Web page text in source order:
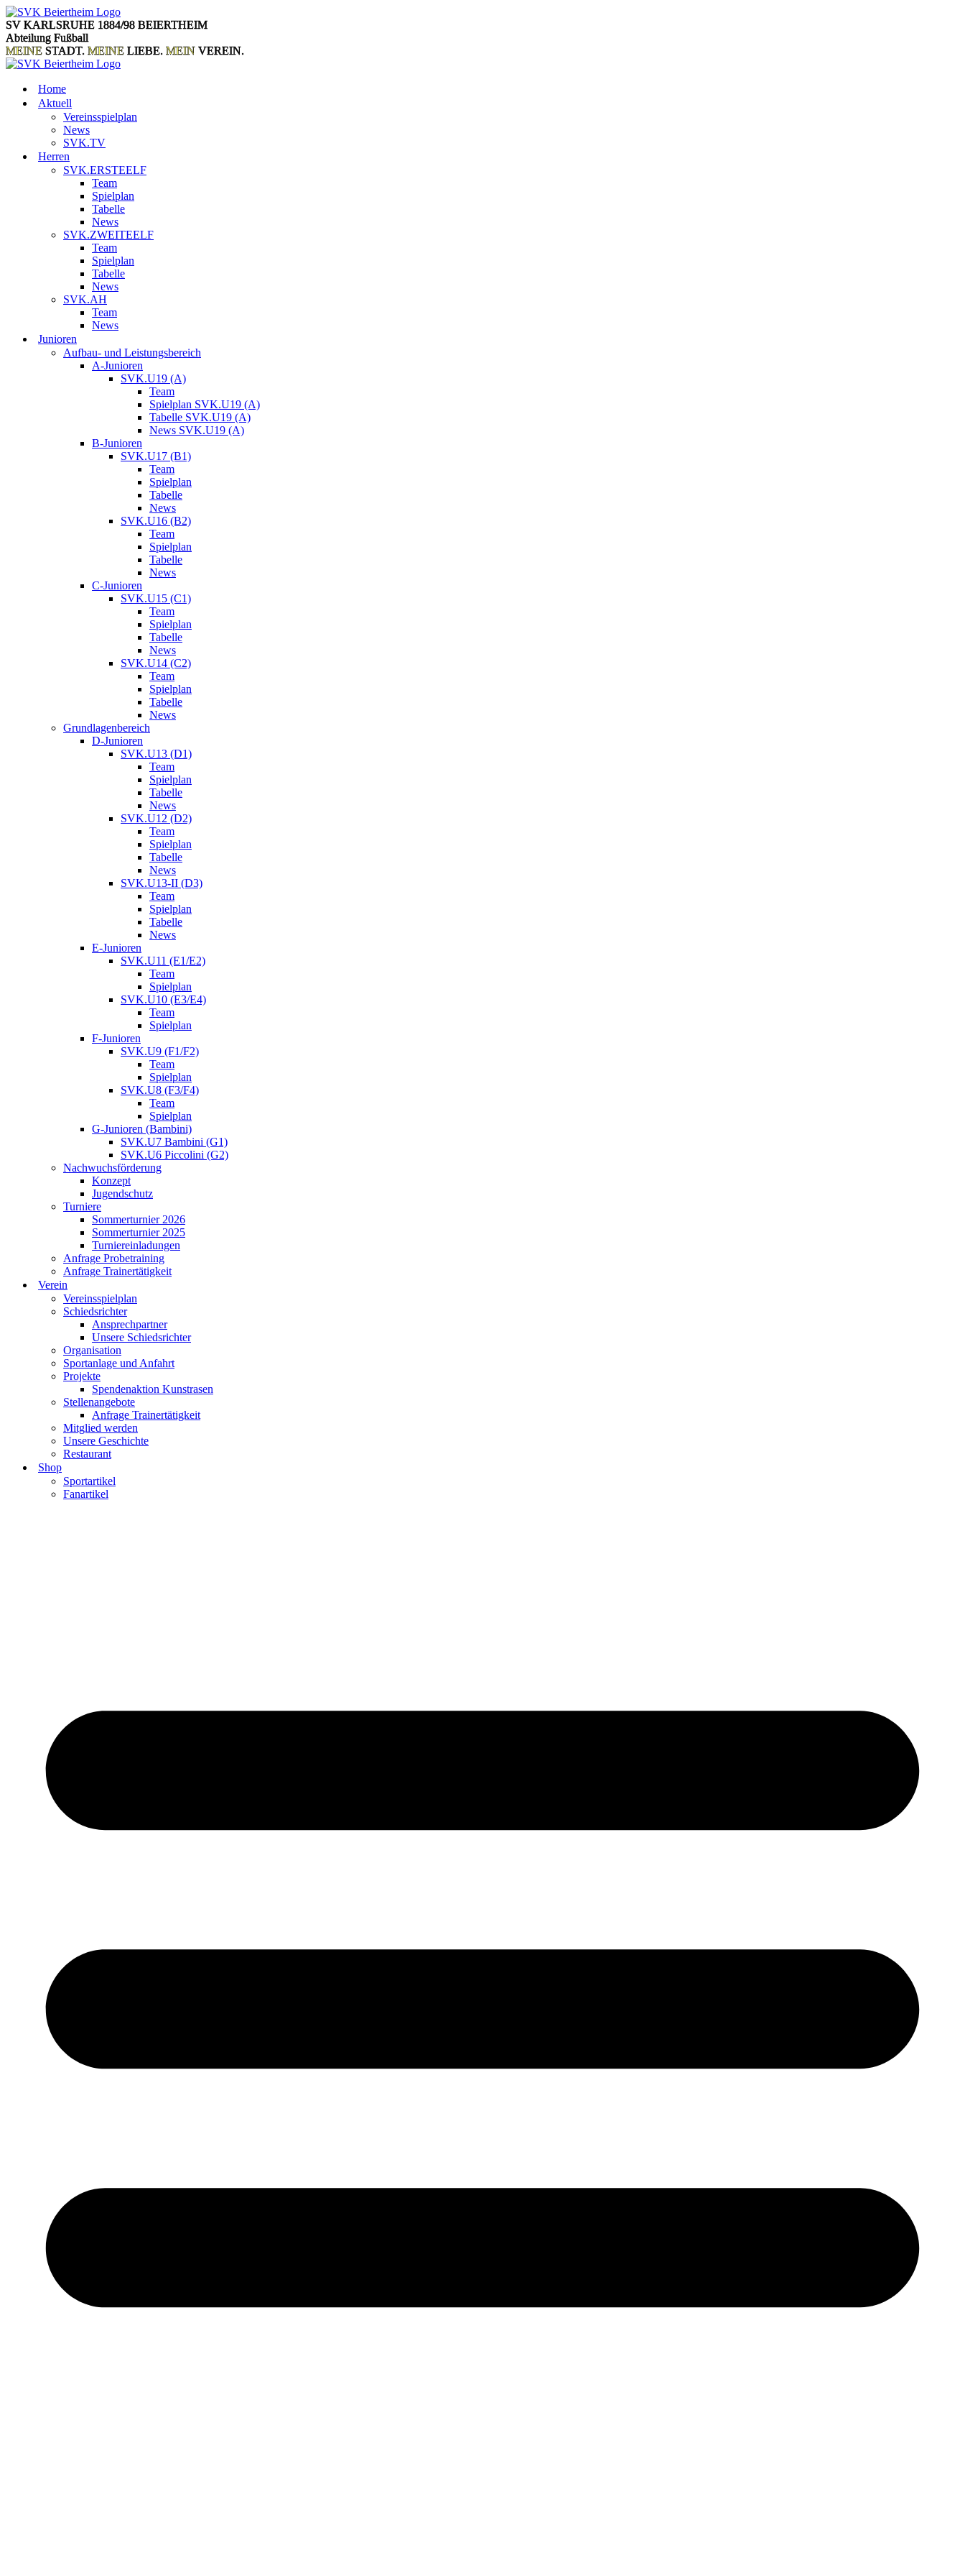
Zum
Inhalt
springen
SV KARLSRUHE 1884/98 BEIERTHEIM
Abteilung Fußball
MEINE STADT. MEINE LIEBE. MEIN VEREIN.
Home
Aktuell
Vereinsspielplan
News
SVK.TV
Herren
SVK.ERSTEELF
Team
Spielplan
Tabelle
News
SVK.ZWEITEELF
Team
Spielplan
Tabelle
News
SVK.AH
Team
News
Junioren
Aufbau- und Leistungsbereich
A-Junioren
SVK.U19 (A)
Team
Spielplan SVK.U19 (A)
Tabelle SVK.U19 (A)
News SVK.U19 (A)
B-Junioren
SVK.U17 (B1)
Team
Spielplan
Tabelle
News
SVK.U16 (B2)
Team
Spielplan
Tabelle
News
C-Junioren
SVK.U15 (C1)
Team
Spielplan
Tabelle
News
SVK.U14 (C2)
Team
Spielplan
Tabelle
News
Grundlagenbereich
D-Junioren
SVK.U13 (D1)
Team
Spielplan
Tabelle
News
SVK.U12 (D2)
Team
Spielplan
Tabelle
News
SVK.U13-II (D3)
Team
Spielplan
Tabelle
News
E-Junioren
SVK.U11 (E1/E2)
Team
Spielplan
SVK.U10 (E3/E4)
Team
Spielplan
F-Junioren
SVK.U9 (F1/F2)
Team
Spielplan
SVK.U8 (F3/F4)
Team
Spielplan
G-Junioren (Bambini)
SVK.U7 Bambini (G1)
SVK.U6 Piccolini (G2)
Nachwuchsförderung
Konzept
Jugendschutz
Turniere
Sommerturnier 2026
Sommerturnier 2025
Turniereinladungen
Anfrage Probetraining
Anfrage Trainertätigkeit
Verein
Vereinsspielplan
Schiedsrichter
Ansprechpartner
Unsere Schiedsrichter
Organisation
Sportanlage und Anfahrt
Projekte
Spendenaktion Kunstrasen
Stellenangebote
Anfrage Trainertätigkeit
Mitglied werden
Unsere Geschichte
Restaurant
Shop
Sportartikel
Fanartikel